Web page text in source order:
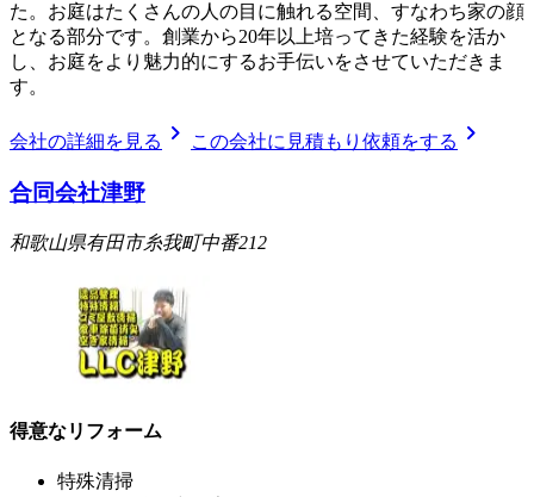
た。お庭はたくさんの人の目に触れる空間、すなわち家の顔
となる部分です。創業から20年以上培ってきた経験を活か
し、お庭をより魅力的にするお手伝いをさせていただきま
す。
会社の詳細を見る chevron_right この会社に見積もり依頼をする chevron_right
合同会社津野
和歌山県有田市糸我町中番212
得意なリフォーム
特殊清掃